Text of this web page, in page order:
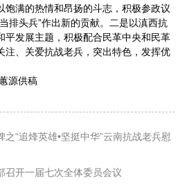
饱满的热情和昂扬的斗志，积极参政议
排头兵”作出新的贡献。二是以滇西抗
平发展主题，积极配合民革中央和民革
注、关爱抗战老兵，突出特色，发挥优
源供稿
之“追烽英雄•坚挺中华”云南抗战老兵慰
召开一届七次全体委员会议